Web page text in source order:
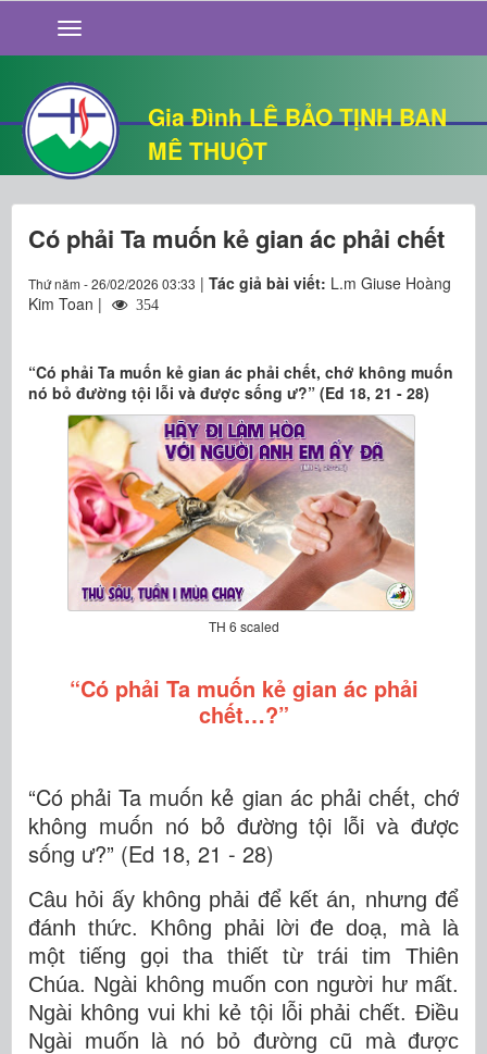
Gia Đình LÊ BẢO TỊNH BAN
MÊ THUỘT
GIỚI THIỆU
TIN TỨC
SỐNG ĐẠO
CHUYỆN NHÀ
QUÁN VĂN
THƯ GIÃN
Có phải Ta muốn kẻ gian ác phải chết
Thứ năm - 26/02/2026 03:33 | Tác giả bài viết: L.m Giuse Hoàng
Kim Toan |
354
“Có phải Ta muốn kẻ gian ác phải chết, chớ không muốn
nó bỏ đường tội lỗi và được sống ư?” (Ed 18, 21 - 28)
TH 6 scaled
“Có phải Ta muốn kẻ gian ác phải
chết…?”
“Có phải Ta muốn kẻ gian ác phải chết, chớ
không muốn nó bỏ đường tội lỗi và được
sống ư?” (Ed 18, 21 - 28)
Câu hỏi ấy không phải để kết án, nhưng để
đánh thức. Không phải lời đe doạ, mà là
một tiếng gọi tha thiết từ trái tim Thiên
Chúa. Ngài không muốn con người hư mất.
Ngài không vui khi kẻ tội lỗi phải chết. Điều
Ngài muốn là nó bỏ đường cũ mà được